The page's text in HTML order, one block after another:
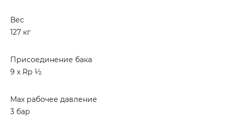
Вес
127 кг
Присоединение бака
9 х Rp ½
Max рабочее давление
3 бар